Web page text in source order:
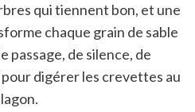
qui tiennent bon, et une
chaque grain de sable
passage, de silence, de
digérer les crevettes au